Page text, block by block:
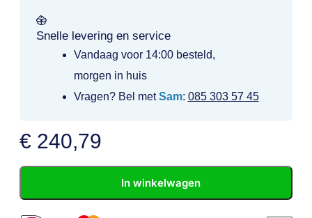
Snelle levering en service
Vandaag voor 14:00 besteld,
morgen in huis
Vragen? Bel metSam: 085 303 57 45
€ 240,79
In winkelwagen